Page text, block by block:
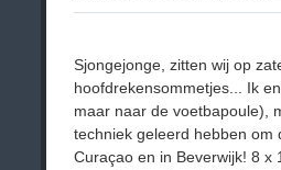
Sjongejonge, zitten wij op
hoofdrekensommetjes... Ik
maar naar de voetbapoule),
techniek geleerd hebben om
Curaçao en in Beverwijk! 8 x